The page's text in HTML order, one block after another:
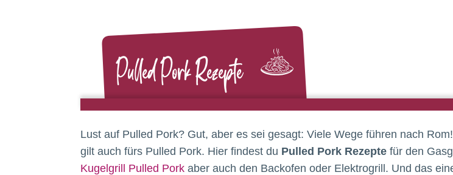
Pulled Pork Rezepte
Lust auf Pulled Pork? Gut, aber es sei gesagt: Viele Wege führen nach
gilt auch fürs Pulled Pork. Hier findest du Pulled Pork Rezepte für den
Kugelgrill Pulled Pork aber auch den Backofen oder Elektrogrill. Und das